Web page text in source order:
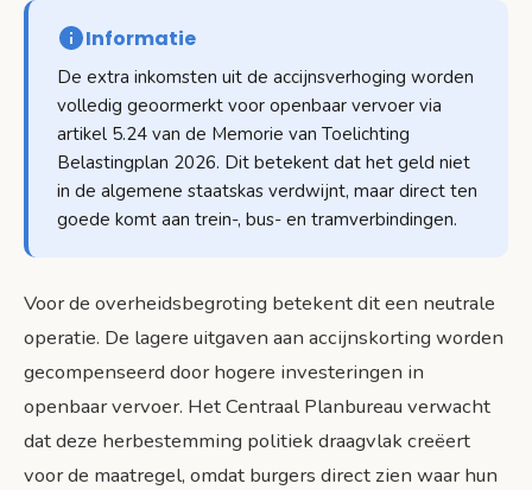
Informatie
De extra inkomsten uit de accijnsverhoging worden
volledig geoormerkt voor openbaar vervoer via
artikel 5.24 van de Memorie van Toelichting
Belastingplan 2026. Dit betekent dat het geld niet
in de algemene staatskas verdwijnt, maar direct ten
goede komt aan trein-, bus- en tramverbindingen.
Voor de overheidsbegroting betekent dit een neutrale
operatie. De lagere uitgaven aan accijnskorting worden
gecompenseerd door hogere investeringen in
openbaar vervoer. Het Centraal Planbureau verwacht
dat deze herbestemming politiek draagvlak creëert
voor de maatregel, omdat burgers direct zien waar hun